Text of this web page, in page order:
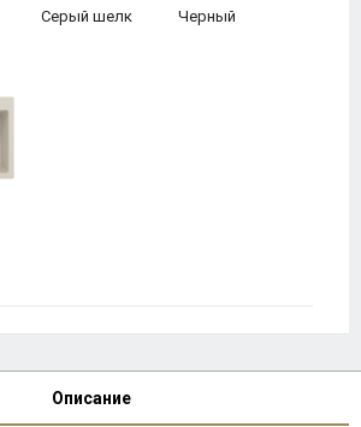
Серый шелк Черный
Описание